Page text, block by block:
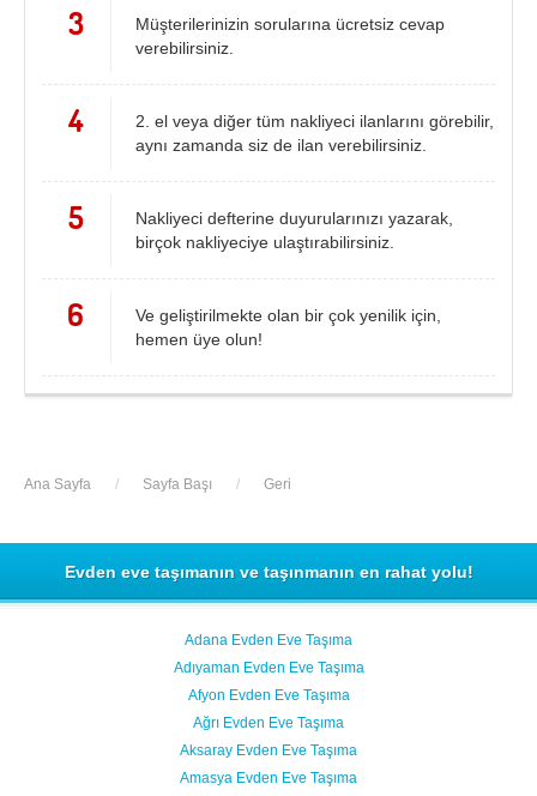
3
Müşterilerinizin sorularına ücretsiz cevap
verebilirsiniz.
4
2. el veya diğer tüm nakliyeci ilanlarını görebilir,
aynı zamanda siz de ilan verebilirsiniz.
5
Nakliyeci defterine duyurularınızı yazarak,
birçok nakliyeciye ulaştırabilirsiniz.
6
Ve geliştirilmekte olan bir çok yenilik için,
hemen üye olun!
Ana Sayfa / Sayfa Başı / Geri
Evden eve taşımanın ve taşınmanın en rahat yolu!
Adana Evden Eve Taşıma
Adıyaman Evden Eve Taşıma
Afyon Evden Eve Taşıma
Ağrı Evden Eve Taşıma
Aksaray Evden Eve Taşıma
Amasya Evden Eve Taşıma